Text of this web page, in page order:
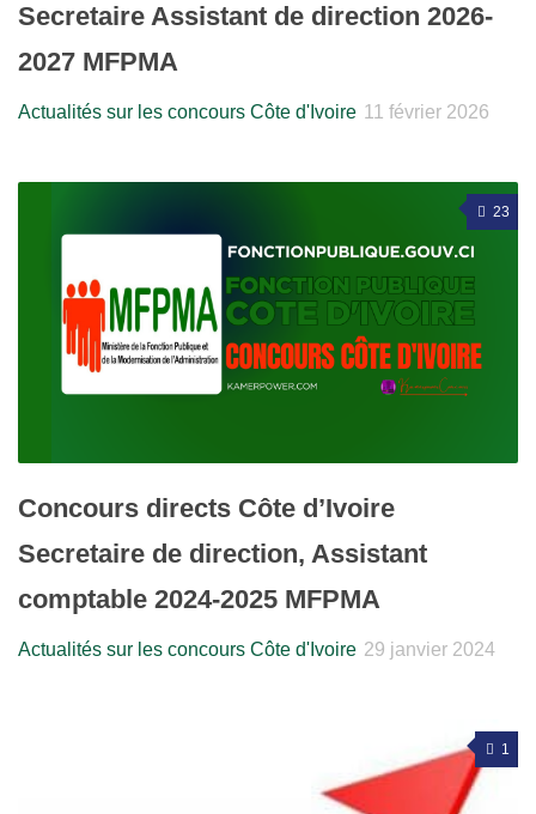
Secretaire Assistant de direction 2026-
2027 MFPMA
Actualités sur les concours Côte d'Ivoire 11 février 2026
23
Concours directs Côte d’Ivoire
Secretaire de direction, Assistant
comptable 2024-2025 MFPMA
Actualités sur les concours Côte d'Ivoire 29 janvier 2024
1